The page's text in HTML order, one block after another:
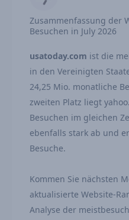
Zusammenfassung der
Besuchen in July 2026
usatoday.com ist die
in den Vereinigten
24,25 Mio. monatliche
zweiten Platz liegt
Besuchen im gleichen
ebenfalls stark ab und
Besuche.
Kommen Sie nächsten
aktualisierte Website-
Analyse der